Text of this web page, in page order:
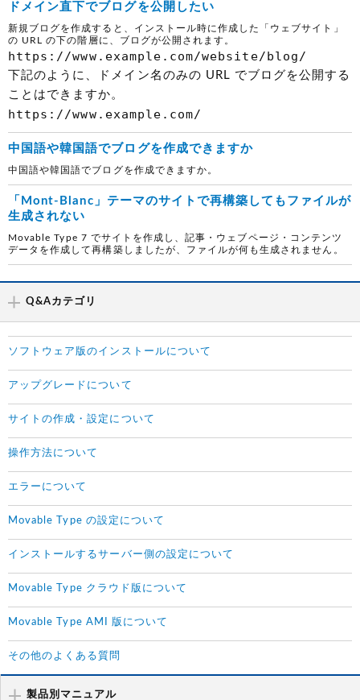
ドメイン直下でブログを公開したい
新規ブログを作成すると、インストール時に作成した「ウェブサイト」
の URL の下の階層に、ブログが公開されます。
https://www.example.com/website/blog/
下記のように、ドメイン名のみの URL でブログを公開する
ことはできますか。
https://www.example.com/
中国語や韓国語でブログを作成できますか
中国語や韓国語でブログを作成できますか。
「Mont-Blanc」テーマのサイトで再構築してもファイルが
生成されない
Movable Type 7 でサイトを作成し、記事・ウェブページ・コンテンツ
データを作成して再構築しましたが、ファイルが何も生成されません。
Q&Aカテゴリ
ソフトウェア版のインストールについて
アップグレードについて
サイトの作成・設定について
操作方法について
エラーについて
Movable Type の設定について
インストールするサーバー側の設定について
Movable Type クラウド版について
Movable Type AMI 版について
その他のよくある質問
製品別マニュアル